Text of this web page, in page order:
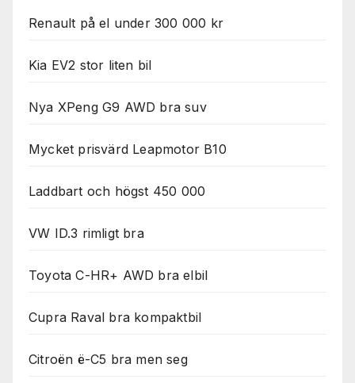
Renault på el under 300 000 kr
Kia EV2 stor liten bil
Nya XPeng G9 AWD bra suv
Mycket prisvärd Leapmotor B10
Laddbart och högst 450 000
VW ID.3 rimligt bra
Toyota C-HR+ AWD bra elbil
Cupra Raval bra kompaktbil
Citroën ë-C5 bra men seg